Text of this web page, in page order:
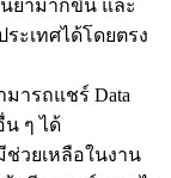
ยำมากขึ้น และ
ะเทศได้โดยตรง
มารถแชร์ Data
ๆ ได้
ช่วยเหลือในงาน